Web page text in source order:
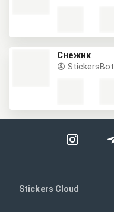
Снежик
StickersBot
Stickers Cloud